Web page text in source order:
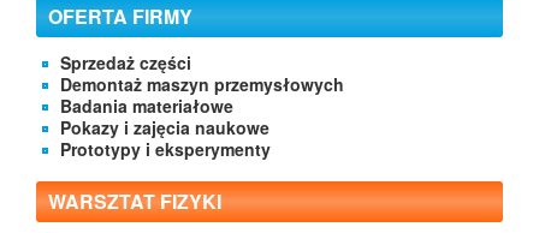
Kontakt
OFERTA FIRMY
Sprzedaż części
Demontaż maszyn przemysłowych
Badania materiałowe
Pokazy i zajęcia naukowe
Prototypy i eksperymenty
WARSZTAT FIZYKI